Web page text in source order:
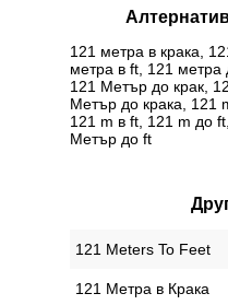
121 метра в крака,
метра в ft, 121 метра
121 Метър до крак,
Метър до крака, 121
121 m в ft, 121 m до
Метър до ft
‎121 Meters To Feet
‎121 Метра в Крака